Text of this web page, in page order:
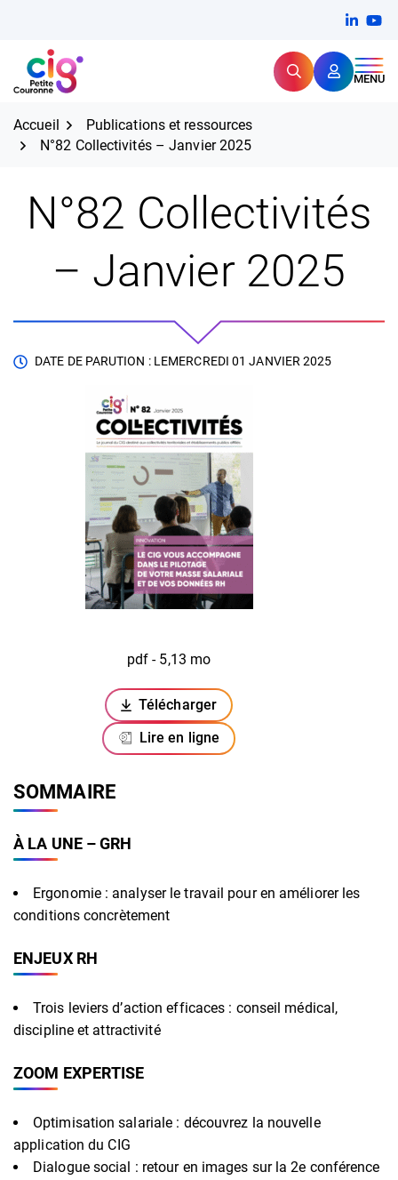
contenu
CIG Petite Couronne RechercherMENU
Expertise et proximité pour
Accueil
Publications et ressources
N°82 Collectivités – Janvier 2025
N°82 Collectivités
– Janvier 2025
DATE DE PARUTION : LEMERCREDI 01 JANVIER 2025
pdf - 5,13 mo
Télécharger
(ouverture dans un nouvel onglet)
Lire en ligne
SOMMAIRE
À LA UNE – GRH
Ergonomie : analyser le travail pour en améliorer les
conditions concrètement
ENJEUX RH
Trois leviers d’action efficaces : conseil médical,
discipline et attractivité
ZOOM EXPERTISE
Optimisation salariale : découvrez la nouvelle
application du CIG
Dialogue social : retour en images sur la 2e conférence